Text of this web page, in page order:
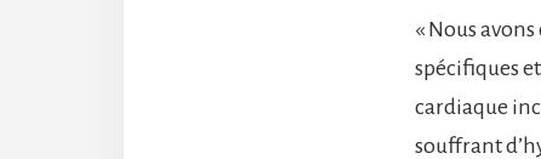
« Nous
spécifiques
cardiaque
souffrant